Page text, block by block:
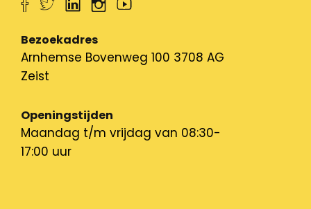
Bezoekadres
Arnhemse Bovenweg 100 3708 AG
Zeist
Openingstijden
Maandag t/m vrijdag van 08:30-
17:00 uur